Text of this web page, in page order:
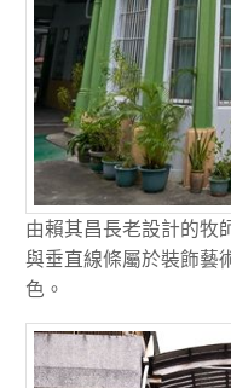
由賴其昌長老設計的牧
與垂直線條屬於裝飾藝
色。